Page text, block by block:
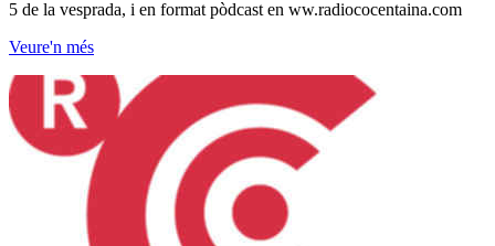
5 de la vesprada, i en format pòdcast en ww.radiococentaina.com
Veure'n més